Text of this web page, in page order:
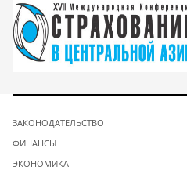
ЗАКОНОДАТЕЛЬСТВО
ФИНАНСЫ
ЭКОНОМИКА